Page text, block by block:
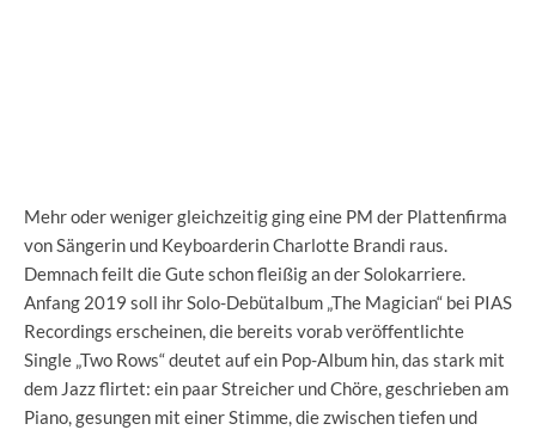
Mehr oder weniger gleichzeitig ging eine PM der Plattenfirma
von Sängerin und Keyboarderin Charlotte Brandi raus.
Demnach feilt die Gute schon fleißig an der Solokarriere.
Anfang 2019 soll ihr Solo-Debütalbum „The Magician“ bei PIAS
Recordings erscheinen, die bereits vorab veröffentlichte
Single „Two Rows“ deutet auf ein Pop-Album hin, das stark mit
dem Jazz flirtet: ein paar Streicher und Chöre, geschrieben am
Piano, gesungen mit einer Stimme, die zwischen tiefen und